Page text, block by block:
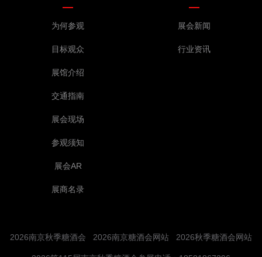
为何参观
目标观众
展馆介绍
交通指南
展会现场
参观须知
展会AR
展商名录
展会新闻
行业资讯
2026南京秋季糖酒会 2026南京糖酒会网站 2026秋季糖酒会网站